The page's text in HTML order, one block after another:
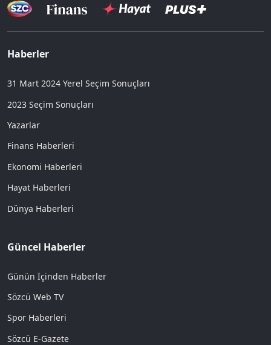
Haberler
31 Mart 2024 Yerel Seçim Sonuçları
2023 Seçim Sonuçları
Yazarlar
Finans Haberleri
Ekonomi Haberleri
Hayat Haberleri
Dünya Haberleri
Güncel Haberler
Günün İçinden Haberler
Sözcü Web TV
Spor Haberleri
Sözcü E-Gazete